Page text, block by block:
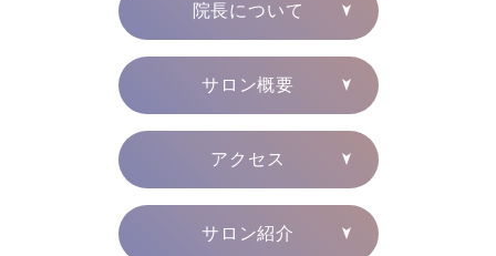
院長について
サロン概要
アクセス
サロン紹介